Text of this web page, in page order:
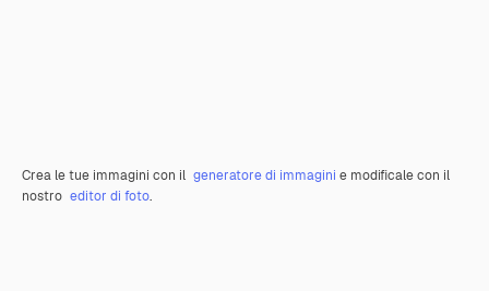
Crea le tue immagini con il generatore di immagini e modificale con il
nostro editor di foto.